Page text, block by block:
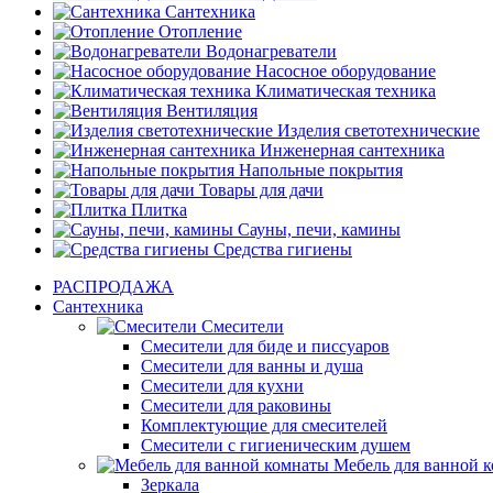
Сантехника
Отопление
Водонагреватели
Насосное оборудование
Климатическая техника
Вентиляция
Изделия светотехнические
Инженерная сантехника
Напольные покрытия
Товары для дачи
Плитка
Сауны, печи, камины
Средства гигиены
РАСПРОДАЖА
Сантехника
Смесители
Смесители для биде и писсуаров
Смесители для ванны и душа
Смесители для кухни
Смесители для раковины
Комплектующие для смесителей
Смесители с гигиеническим душем
Мебель для ванной
Зеркала